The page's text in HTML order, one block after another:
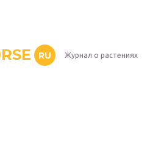
RU Журнал о растениях